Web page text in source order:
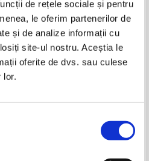
de rețele sociale și pentru
le oferim partenerilor de
și de analize informații cu
site-ul nostru. Aceștia le
oferite de dvs. sau culese
lor.